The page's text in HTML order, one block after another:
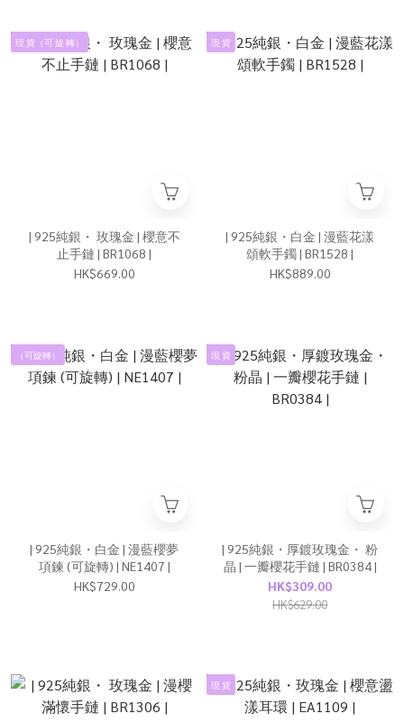
現 貨（可 旋 轉）
| 925純銀・ 玫瑰金 | 櫻意不
止手鏈 | BR1068 |
HK$669.00
現 貨
| 925純銀・白金 | 漫藍花漾
頌軟手鐲 | BR1528 |
HK$889.00
（可旋轉）
| 925純銀・白金 | 漫藍櫻夢
項鍊 (可旋轉) | NE1407 |
HK$729.00
現 貨
| 925純銀・厚鍍玫瑰金・ 粉
晶 | 一瓣櫻花手鏈 | BR0384 |
HK$309.00
HK$629.00
現 貨